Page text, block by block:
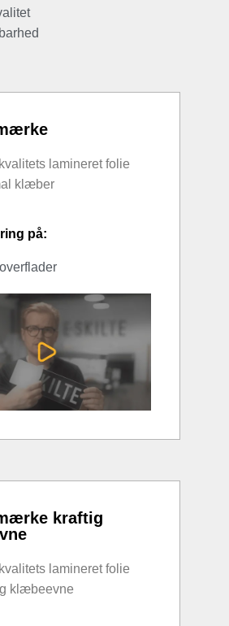
lamineret folie
klæber
på:
kraftig
lamineret folie
klæbeevne